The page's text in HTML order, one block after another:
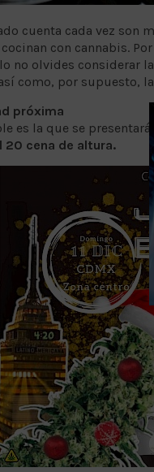
cuenta cada vez son
con cannabis.
no olvides considerar
como, por supuesto,
próxima
es la que se
20 cena de altura.